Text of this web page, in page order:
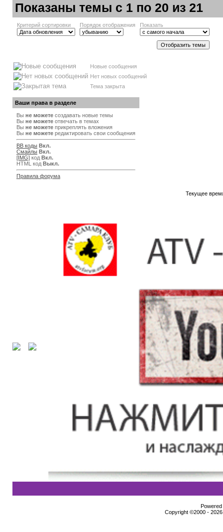
Показаны темы с 1 по 20 из 21
Критерий сортировки Порядок отображения Показать
Новые сообщения
Нет новых сообщений
Тема закрыта
Ваши права в разделе
Вы не можете создавать новые темы
Вы не можете отвечать в темах
Вы не можете прикреплять вложения
Вы не можете редактировать свои сообщения
BB коды Вкл.
Смайлы Вкл.
[IMG] код Вкл.
HTML код Выкл.
Правила форума
Текущее
Copyright ©2000 -